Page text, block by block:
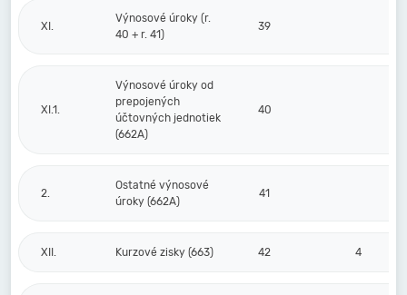
XI.
Výnosové úroky (r.
40 + r. 41)
39
XI.1.
Výnosové úroky od
prepojených
účtovných jednotiek
(662A)
40
2.
Ostatné výnosové
úroky (662A)
41
XII. Kurzové zisky (663) 42 4